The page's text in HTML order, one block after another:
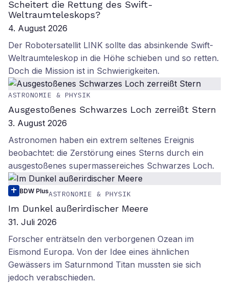
Scheitert die Rettung des Swift-
Weltraumteleskops?
4. August 2026
Der Robotersatellit LINK sollte das absinkende Swift-
Weltraumteleskop in die Höhe schieben und so retten.
Doch die Mission ist in Schwierigkeiten.
ASTRONOMIE & PHYSIK
Ausgestoßenes Schwarzes Loch zerreißt Stern
3. August 2026
Astronomen haben ein extrem seltenes Ereignis
beobachtet: die Zerstörung eines Sterns durch ein
ausgestoßenes supermassereiches Schwarzes Loch.
BDW PlusASTRONOMIE & PHYSIK
Im Dunkel außerirdischer Meere
31. Juli 2026
Forscher enträtseln den verborgenen Ozean im
Eismond Europa. Von der Idee eines ähnlichen
Gewässers im Saturnmond Titan mussten sie sich
jedoch verabschieden.